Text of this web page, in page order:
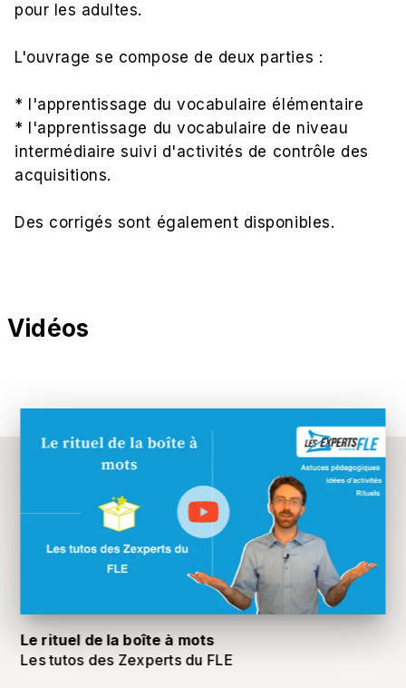
pour les adultes.
L'ouvrage se compose de deux parties :
* l'apprentissage du vocabulaire élémentaire
* l'apprentissage du vocabulaire de niveau
intermédiaire suivi d'activités de contrôle des
acquisitions.
Des corrigés sont également disponibles.
Vidéos
Le rituel de la boîte à mots
Les tutos des Zexperts du FLE